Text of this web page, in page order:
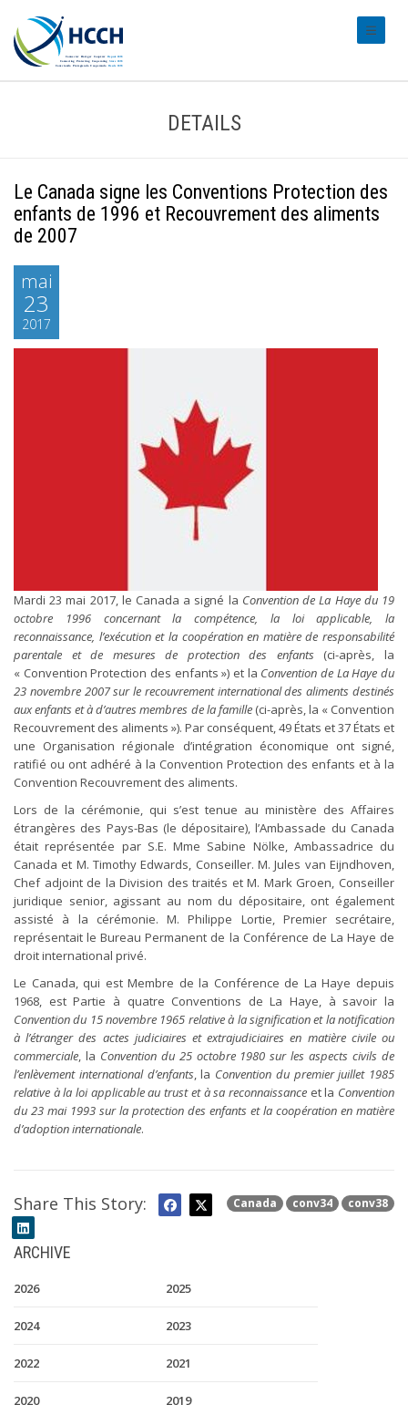
DETAILS
Le Canada signe les Conventions Protection des
enfants de 1996 et Recouvrement des aliments
de 2007
mai
23
2017
Mardi 23 mai 2017, le Canada a signé la Convention de La Haye du 19
octobre 1996 concernant la compétence, la loi applicable, la
reconnaissance, l’exécution et la coopération en matière de responsabilité
parentale et de mesures de protection des enfants(ci-après, la
« Convention Protection des enfants ») et la Convention de La Haye du
23 novembre 2007 sur le recouvrement international des aliments destinés
aux enfants et à d’autres membres de la famille(ci-après, la « Convention
Recouvrement des aliments »). Par conséquent, 49 États et 37 États et
une Organisation régionale d’intégration économique ont signé,
ratifié ou ont adhéré à la Convention Protection des enfants et à la
Convention Recouvrement des aliments.
Lors de la cérémonie, qui s’est tenue au ministère des Affaires
étrangères des Pays-Bas (le dépositaire), l’Ambassade du Canada
était représentée par S.E. Mme Sabine Nölke, Ambassadrice du
Canada et M. Timothy Edwards, Conseiller. M. Jules van Eijndhoven,
Chef adjoint de la Division des traités et M. Mark Groen, Conseiller
juridique senior, agissant au nom du dépositaire, ont également
assisté à la cérémonie. M. Philippe Lortie, Premier secrétaire,
représentait le Bureau Permanent de la Conférence de La Haye de
droit international privé.
Le Canada, qui est Membre de la Conférence de La Haye depuis
1968, est Partie à quatre Conventions de La Haye, à savoir la
Convention du 15 novembre 1965 relative à la signification et la notification
à l’étranger des actes judiciaires et extrajudiciaires en matière civile ou
commerciale, la Convention du 25 octobre 1980 sur les aspects civils de
l’enlèvement international d’enfants, la Convention du premier juillet 1985
relative à la loi applicable au trust et à sa reconnaissanceet la Convention
du 23 mai 1993 sur la protection des enfants et la coopération en matière
d’adoption internationale.
Canada conv34 conv38
Share This Story:
ARCHIVE
2026 2025
2024 2023
2022 2021
2020 2019